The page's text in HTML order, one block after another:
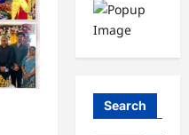
Search